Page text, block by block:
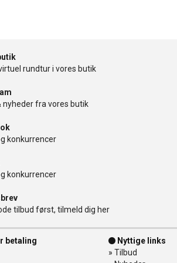
rundtur i vores butik
nyheder fra vores butik
konkurrencer
konkurrencer
tilbud først, tilmeld dig her
betaling
Nyttige links
» Tilbud